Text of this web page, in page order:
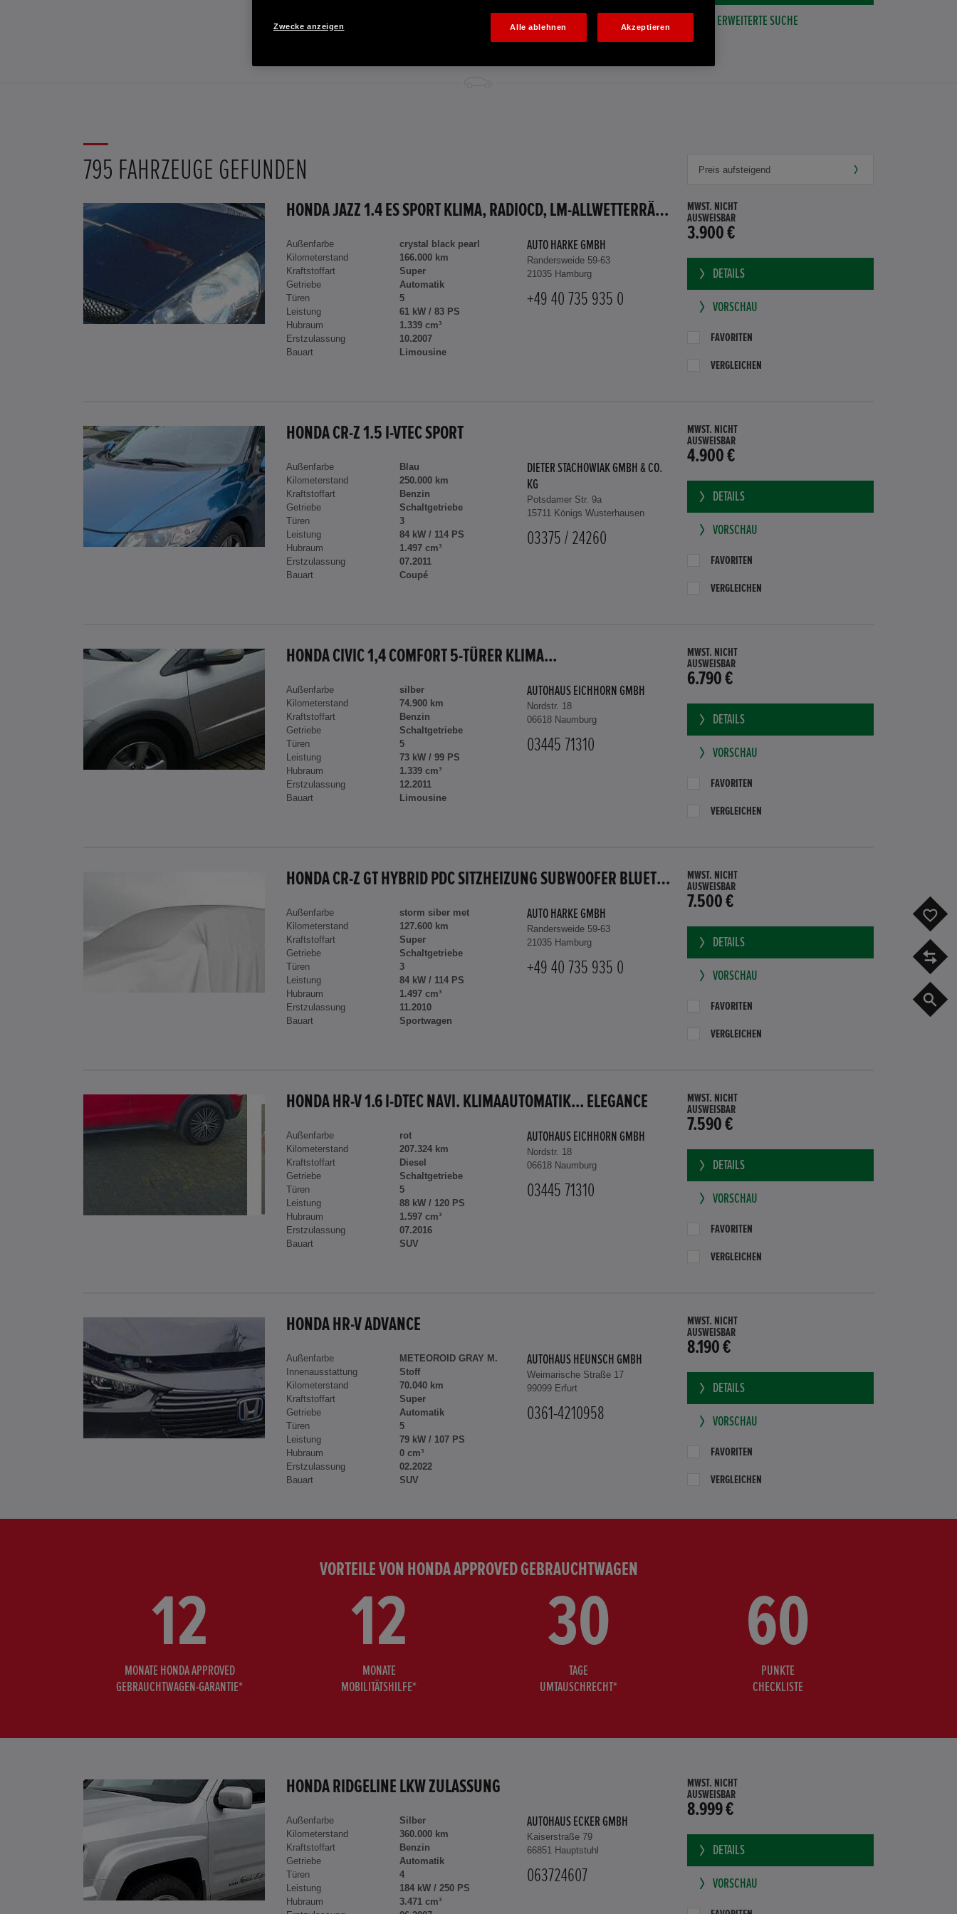
ERWEITERTE SUCHE
795 FAHRZEUGE GEFUNDEN
HONDA JAZZ 1.4 ES SPORT KLIMA, RADIOCD, LM-ALLWETTERRÄDER, PRIVACY
Außenfarbe
crystal black pearl
Kilometerstand
166.000 km
Kraftstoffart
Super
Getriebe
Automatik
Türen
5
Leistung
61 kW / 83 PS
Hubraum
1.339 cm³
Erstzulassung
10.2007
Bauart
Limousine
AUTO HARKE GMBH
Randersweide 59-63
21035 Hamburg
+49 40 735 935 0
MWST. NICHT
AUSWEISBAR
3.900 €
DETAILS
VORSCHAU
FAVORITEN
VERGLEICHEN
HONDA CR-Z 1.5 I-VTEC SPORT
Außenfarbe
Blau
Kilometerstand
250.000 km
Kraftstoffart
Benzin
Getriebe
Schaltgetriebe
Türen
3
Leistung
84 kW / 114 PS
Hubraum
1.497 cm³
Erstzulassung
07.2011
Bauart
Coupé
DIETER STACHOWIAK GMBH & CO.
KG
Potsdamer Str. 9a
15711 Königs Wusterhausen
03375 / 24260
MWST. NICHT
AUSWEISBAR
4.900 €
DETAILS
VORSCHAU
FAVORITEN
VERGLEICHEN
HONDA CIVIC 1,4 COMFORT 5-TÜRER KLIMA...
Außenfarbe
silber
Kilometerstand
74.900 km
Kraftstoffart
Benzin
Getriebe
Schaltgetriebe
Türen
5
Leistung
73 kW / 99 PS
Hubraum
1.339 cm³
Erstzulassung
12.2011
Bauart
Limousine
AUTOHAUS EICHHORN GMBH
Nordstr. 18
06618 Naumburg
03445 71310
MWST. NICHT
AUSWEISBAR
6.790 €
DETAILS
VORSCHAU
FAVORITEN
VERGLEICHEN
HONDA CR-Z GT HYBRID PDC SITZHEIZUNG SUBWOOFER BLUETOOTH
Außenfarbe
storm siber met
Kilometerstand
127.600 km
Kraftstoffart
Super
Getriebe
Schaltgetriebe
Türen
3
Leistung
84 kW / 114 PS
Hubraum
1.497 cm³
Erstzulassung
11.2010
Bauart
Sportwagen
AUTO HARKE GMBH
Randersweide 59-63
21035 Hamburg
+49 40 735 935 0
MWST. NICHT
AUSWEISBAR
7.500 €
DETAILS
VORSCHAU
FAVORITEN
VERGLEICHEN
HONDA HR-V 1.6 I-DTEC NAVI. KLIMAAUTOMATIK... ELEGANCE
Außenfarbe
rot
Kilometerstand
207.324 km
Kraftstoffart
Diesel
Getriebe
Schaltgetriebe
Türen
5
Leistung
88 kW / 120 PS
Hubraum
1.597 cm³
Erstzulassung
07.2016
Bauart
SUV
AUTOHAUS EICHHORN GMBH
Nordstr. 18
06618 Naumburg
03445 71310
MWST. NICHT
AUSWEISBAR
7.590 €
DETAILS
VORSCHAU
FAVORITEN
VERGLEICHEN
HONDA HR-V ADVANCE
Außenfarbe
METEOROID GRAY M.
Innenausstattung
Stoff
Kilometerstand
70.040 km
Kraftstoffart
Super
Getriebe
Automatik
Türen
5
Leistung
79 kW / 107 PS
Hubraum
0 cm³
Erstzulassung
02.2022
Bauart
SUV
AUTOHAUS HEUNSCH GMBH
Weimarische Straße 17
99099 Erfurt
0361-4210958
MWST. NICHT
AUSWEISBAR
8.190 €
DETAILS
VORSCHAU
FAVORITEN
VERGLEICHEN
VORTEILE VON HONDA APPROVED GEBRAUCHTWAGEN
12
MONATE HONDA APPROVED
GEBRAUCHTWAGEN-GARANTIE*
12
MONATE
MOBILITÄTSHILFE*
30
TAGE
UMTAUSCHRECHT*
60
PUNKTE
CHECKLISTE
HONDA RIDGELINE LKW ZULASSUNG
Außenfarbe
Silber
Kilometerstand
360.000 km
Kraftstoffart
Benzin
Getriebe
Automatik
Türen
4
Leistung
184 kW / 250 PS
Hubraum
3.471 cm³
AUTOHAUS ECKER GMBH
Kaiserstraße 79
66851 Hauptstuhl
063724607
MWST. NICHT
AUSWEISBAR
8.999 €
DETAILS
VORSCHAU
Zwecke anzeigen Alle ablehnen Akzeptieren